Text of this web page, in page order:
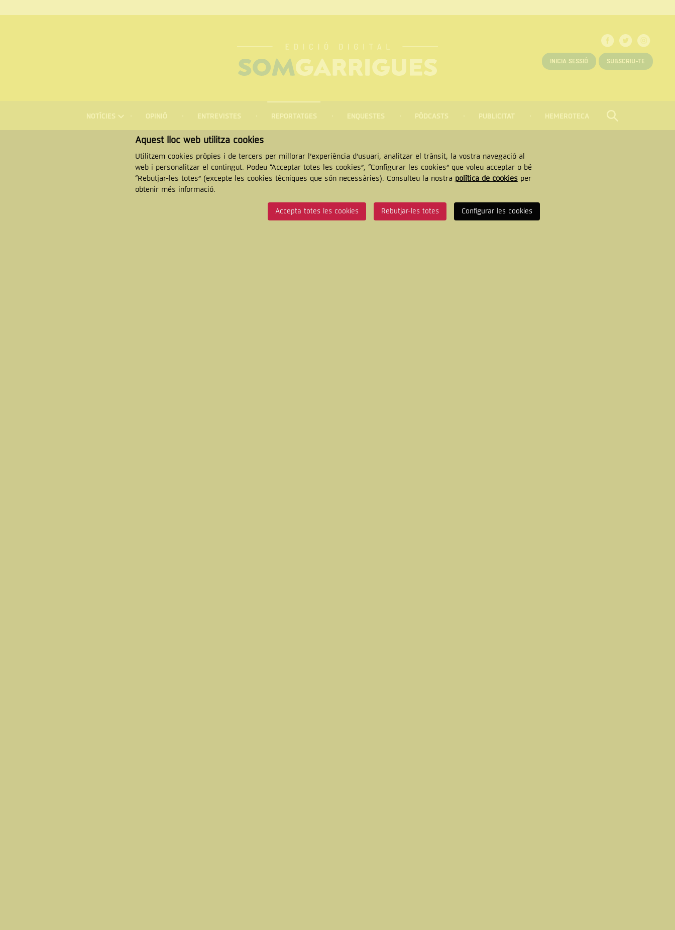
INICIA SESSIÓ SUBSCRIU-TE
NOTÍCIES OPINIÓ ENTREVISTES REPORTATGES ENQUESTES PÒDCASTS PUBLICITAT HEMEROTECA CERCAR
Aquest lloc web utilitza cookies
Utilitzem cookies pròpies i de tercers per millorar l’experiència d’usuari, analitzar el trànsit, la vostra navegació al
web i personalitzar el contingut. Podeu “Acceptar totes les cookies”, “Configurar les cookies” que voleu acceptar o bé
“Rebutjar-les totes” (excepte les cookies tècniques que són necessàries). Consulteu la nostra política de cookiesper
obtenir més informació.
Accepta totes les cookies Rebutjar-les totes Configurar les cookies